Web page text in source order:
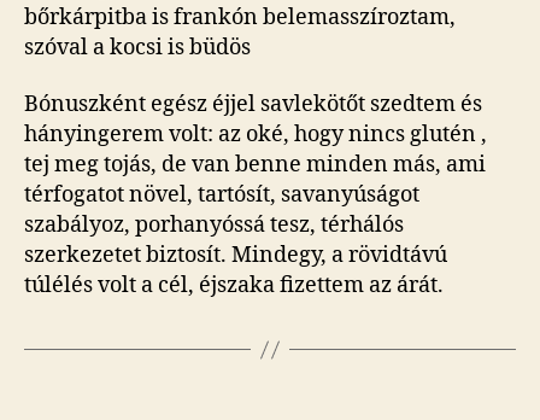
bőrkárpitba is frankón belemasszíroztam,
szóval a kocsi is büdös
Bónuszként egész éjjel savlekötőt szedtem és
hányingerem volt: az oké, hogy nincs glutén ,
tej meg tojás, de van benne minden más, ami
térfogatot növel, tartósít, savanyúságot
szabályoz, porhanyóssá tesz, térhálós
szerkezetet biztosít. Mindegy, a rövidtávú
túlélés volt a cél, éjszaka fizettem az árát.